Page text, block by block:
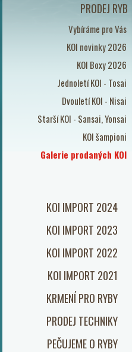
PRODEJ RYB
Vybíráme pro Vás
KOI novinky 2026
KOI Boxy 2026
Jednoletí KOI - Tosai
Dvouletí KOI - Nisai
Starší KOI - Sansai, Yonsai
KOI šampioni
Galerie prodaných KOI
KOI IMPORT 2024
KOI IMPORT 2023
KOI IMPORT 2022
KOI IMPORT 2021
KRMENÍ PRO RYBY
PRODEJ TECHNIKY
PEČUJEME O RYBY